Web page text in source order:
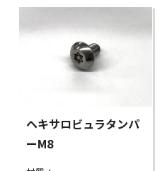
ヘキサロビュラタンパ
ーM8